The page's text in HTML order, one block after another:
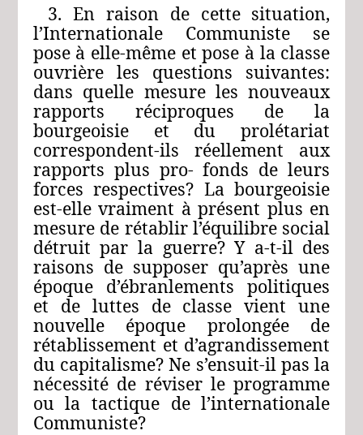
3. En raison de cette situation,
l’Internationale Communiste se
pose à elle-même et pose à la classe
ouvrière les questions suivantes:
dans quelle mesure les nouveaux
rapports réciproques de la
bourgeoisie et du prolétariat
correspondent-ils réellement aux
rapports plus pro- fonds de leurs
forces respectives? La bourgeoisie
est-elle vraiment à présent plus en
mesure de rétablir l’équilibre social
détruit par la guerre? Y a-t-il des
raisons de supposer qu’après une
époque d’ébranlements politiques
et de luttes de classe vient une
nouvelle époque prolongée de
rétablissement et d’agrandissement
du capitalisme? Ne s’ensuit-il pas la
nécessité de réviser le programme
ou la tactique de l’internationale
Communiste?